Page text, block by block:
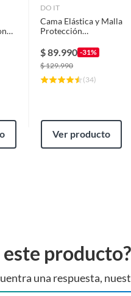
DO IT
Cama Elástica y Malla
Protección
Azul/ Negro
$89.990 -31%
$129.990
(34)
Ver producto
este producto?
una respuesta,